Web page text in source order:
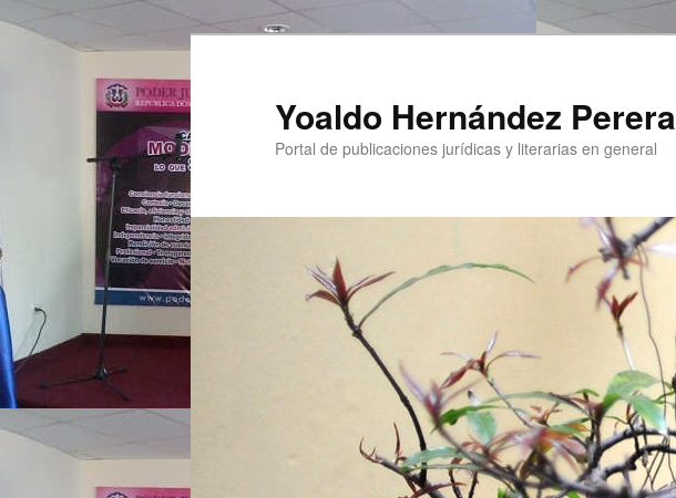
Yoaldo Hernández Perera
Portal de publicaciones jurídicas y literarias en general